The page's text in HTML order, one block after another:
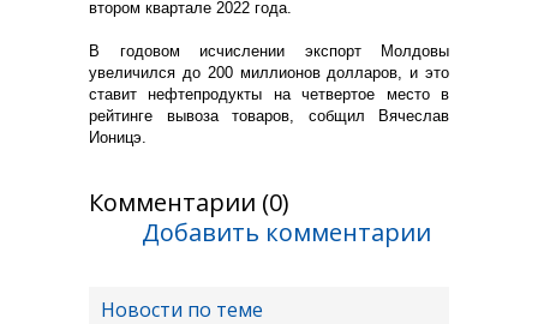
втором квартале 2022 года.
В годовом исчислении экспорт Молдовы
увеличился до 200 миллионов долларов, и это
ставит нефтепродукты на четвертое место в
рейтинге вывоза товаров, собщил Вячеслав
Ионицэ.
Комментарии (0)
Добавить комментарии
Новости по теме